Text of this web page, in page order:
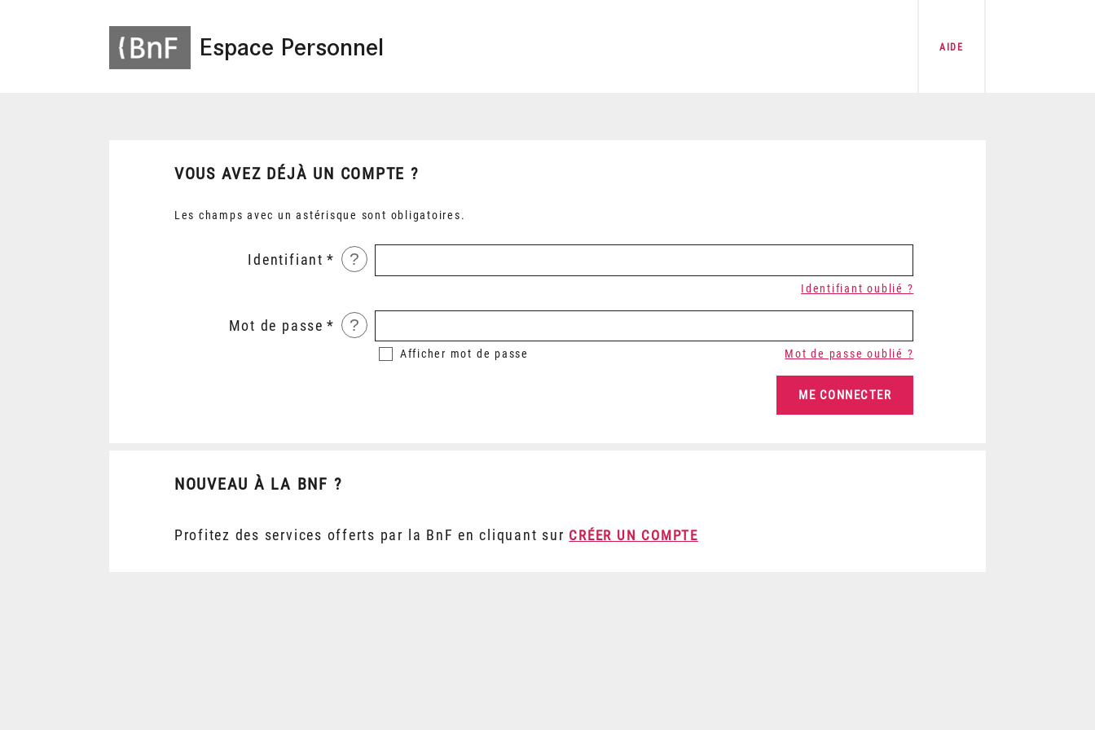
Espace Personnel AIDE
VOUS AVEZ DÉJÀ UN COMPTE ?
Les champs avec un astérisque sont obligatoires.
Identifiant ?
Identifiant oublié ?
Mot de passe ?
Afficher mot de passe Mot de passe oublié ?
NOUVEAU À LA BNF ?
Profitez des services offerts par la BnF en cliquant sur CRÉER UN COMPTE